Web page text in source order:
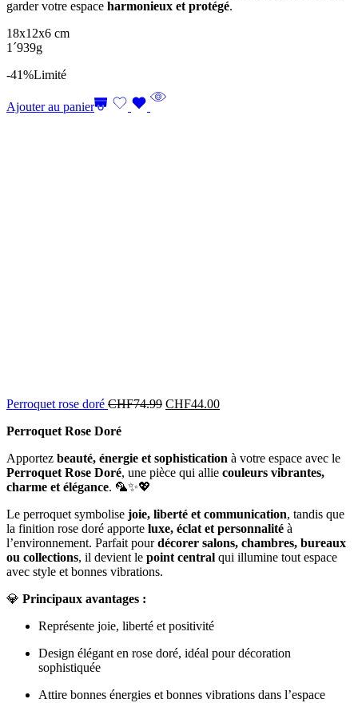
garder votre espace harmonieux et protégé.
18x12x6 cm
1´939g
-41%Limité
Ajouter au panier
Perroquet rose doré CHF74.99 CHF44.00
Perroquet Rose Doré
Apportez beauté, énergie et sophistication à votre espace avec le
Perroquet Rose Doré, une pièce qui allie couleurs vibrantes,
charme et élégance. 🦜✨💖
Le perroquet symbolise joie, liberté et communication, tandis que
la finition rose doré apporte luxe, éclat et personnalité à
l’environnement. Parfait pourdécorer salons, chambres, bureaux
ou collections, il devient le point central qui illumine tout espace
avec style et bonnes vibrations.
💎 Principaux avantages :
Représente joie, liberté et positivité
Design élégant en rose doré, idéal pour décoration
sophistiquée
Attire bonnes énergies et bonnes vibrations dans l’espace